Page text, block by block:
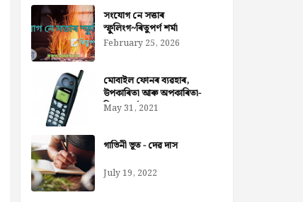
সংযোগ নে সত্তাৰ
স্ফুলিংগ~ৰিতুপৰ্ণ শৰ্মা
February 25, 2026
মোবাইল ফোনৰ ব্যৱহাৰ,
উপকাৰিতা আৰু অপকাৰিতা-
নিজৰা বৰ্মন ডেকা
May 31, 2021
গাভিনী ভূত - দেৱ দাস
July 19, 2022